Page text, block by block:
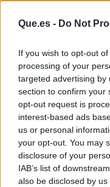
Que.es - Do Not
If you wish to opt-out
processing of your
targeted advertising by
section to confirm your
opt-out request is
interest-based ads
us or personal
your opt-out. You may
disclosure of your
IAB’s list of
also be disclosed by
interesada en los
a través de un
contactar
atención precisa,
Artículo anterior
¿Qué es
un nuevo servicio
que alerta de
de teléfono